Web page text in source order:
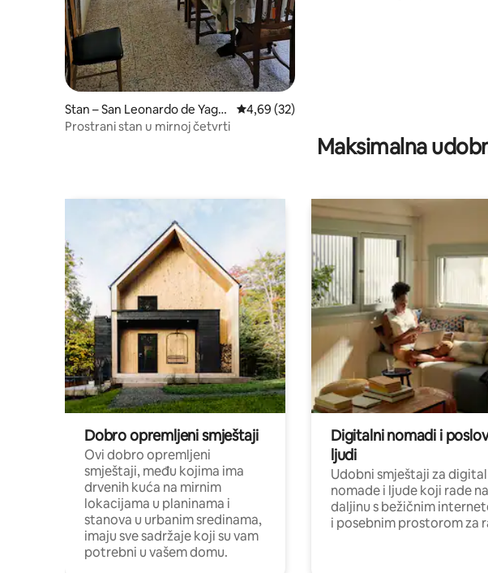
Stan – San Leonardo de Yagü
e
Prosječna ocjena: 4,69/5, recenzija: 32
4,69 (32)
Prostrani stan u mirnoj četvrti
Maksimalna
Dobro opremljeni smještaji
Ovi dobro opremljeni
smještaji, među kojima ima
drvenih kuća na mirnim
lokacijama u planinama i
stanova u urbanim sredinama,
imaju sve sadržaje koji su vam
potrebni u vašem domu.
Digitalni nomadi i
ljudi
Udobni smještaji za
nomade i ljude koji rade na
daljinu s bežičnim
i posebnim prostorom za